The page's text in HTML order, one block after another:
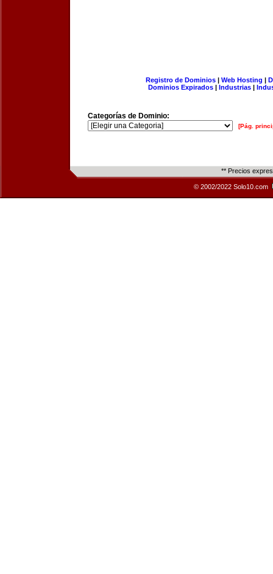
Registro de Dominios| Web Hosting |
Dominios Expirados | Industrias |
Categorías de Dominio:
[Pág.
** Precios
© 2002/2022 Solo10.com